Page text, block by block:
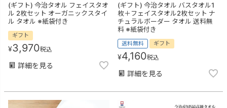
(ギフト) 今治タオル フェイスタオ
ル 2枚セット オーガニックスタイ
ル タオル ※紙袋付き
ギフト
¥3,970税込
詳細を見る
(ギフト) 今治タオル バスタオル1
枚＋フェイスタオル2枚セット ナ
チュラルボーダー タオル 送料無
料 ※紙袋付き
送料無料 ギフト
¥4,160税込
詳細を見る